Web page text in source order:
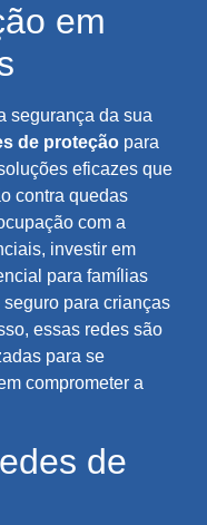
em
segurança da sua
de proteção para
eficazes que
contra quedas
com a
investir em
para famílias
para crianças
essas redes são
para se
comprometer a
de